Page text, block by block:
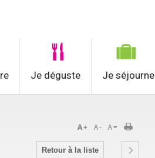
Je déguste Je séjourne
Retour à la liste